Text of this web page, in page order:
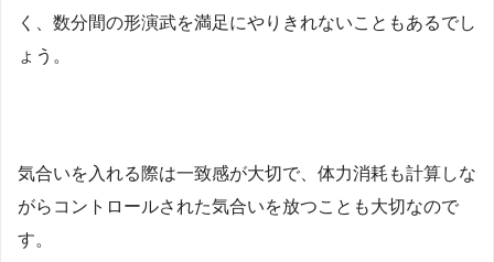
く、数分間の形演武を満足にやりきれないこともあるでし
ょう。
気合いを入れる際は一致感が大切で、体力消耗も計算しな
がらコントロールされた気合いを放つことも大切なので
す。